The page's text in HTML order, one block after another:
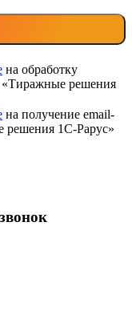
на обработку
решения
на получение email-
1С-Рарус»